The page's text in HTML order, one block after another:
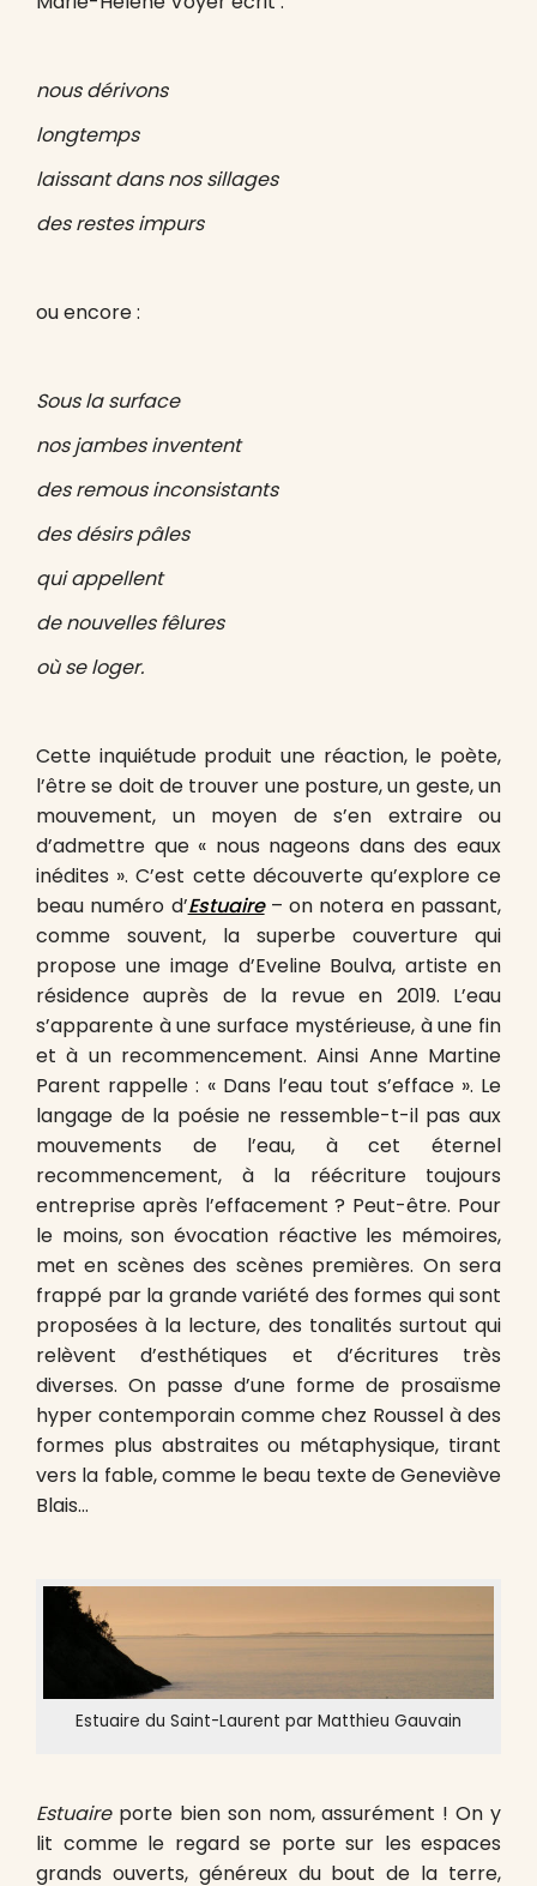
nous dérivons
longtemps
laissant dans nos sillages
des restes impurs
ou encore :
Sous la surface
nos jambes inventent
des remous inconsistants
des désirs pâles
qui appellent
de nouvelles fêlures
où se loger.
Cette inquiétude produit une réaction, le poète,
l’être se doit de trouver une posture, un geste, un
mouvement, un moyen de s’en extraire ou
d’admettre que « nous nageons dans des eaux
inédites ». C’est cette découverte qu’explore ce
beau numéro d’Estuaire– on notera en passant,
comme souvent, la superbe couverture qui
propose une image d’Eveline Boulva, artiste en
résidence auprès de la revue en 2019. L’eau
s’apparente à une surface mystérieuse, à une fin
et à un recommencement. Ainsi Anne Martine
Parent rappelle : « Dans l’eau tout s’efface ». Le
langage de la poésie ne ressemble-t-il pas aux
mouvements de l’eau, à cet éternel
recommencement, à la réécriture toujours
entreprise après l’effacement ? Peut-être. Pour
le moins, son évocation réactive les mémoires,
met en scènes des scènes premières. On sera
frappé par la grande variété des formes qui sont
proposées à la lecture, des tonalités surtout qui
relèvent d’esthétiques et d’écritures très
diverses. On passe d’une forme de prosaïsme
hyper contemporain comme chez Roussel à des
formes plus abstraites ou métaphysique, tirant
vers la fable, comme le beau texte de Geneviève
Blais…
Estuaire du Saint-Laurent par Matthieu Gauvain
Estuaire porte bien son nom, assurément ! On y
lit comme le regard se porte sur les espaces
grands ouverts, généreux du bout de la terre,